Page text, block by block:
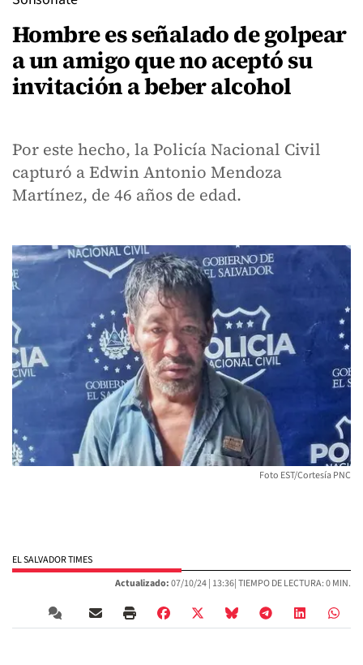
Hombre es señalado de golpear
a un amigo que no aceptó su
invitación a beber alcohol
Por este hecho, la Policía Nacional Civil
capturó a Edwin Antonio Mendoza
Martínez, de 46 años de edad.
Foto EST/Cortesía PNC
EL SALVADOR TIMES
Actualizado:07/10/24 | 13:36| TIEMPO DE LECTURA: 0 MIN.